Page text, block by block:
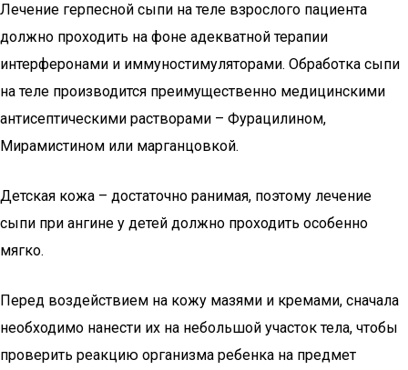
Лечение герпесной сыпи на теле взрослого пациента
должно проходить на фоне адекватной терапии
интерферонами и иммуностимуляторами. Обработка сыпи
на теле производится преимущественно медицинскими
антисептическими растворами – Фурацилином,
Мирамистином или марганцовкой.
Детская кожа – достаточно ранимая, поэтому лечение
сыпи при ангине у детей должно проходить особенно
мягко.
Перед воздействием на кожу мазями и кремами, сначала
необходимо нанести их на небольшой участок тела, чтобы
проверить реакцию организма ребенка на предмет